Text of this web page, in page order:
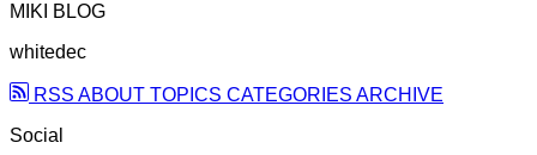
MIKI BLOG
whitedec
RSS ABOUT TOPICS CATEGORIES ARCHIVE
Social